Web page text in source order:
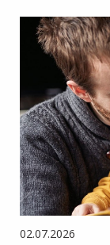
02.07.2026